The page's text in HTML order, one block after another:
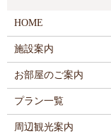
HOME
施設案内
お部屋のご案内
プラン一覧
周辺観光案内